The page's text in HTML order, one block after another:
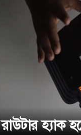
রাউটার হ্যাক